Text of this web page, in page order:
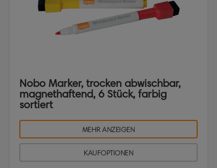
Nobo Marker, trocken abwischbar,
magnethaftend, 6 Stück, farbig
sortiert
MEHR ANZEIGEN
KAUFOPTIONEN